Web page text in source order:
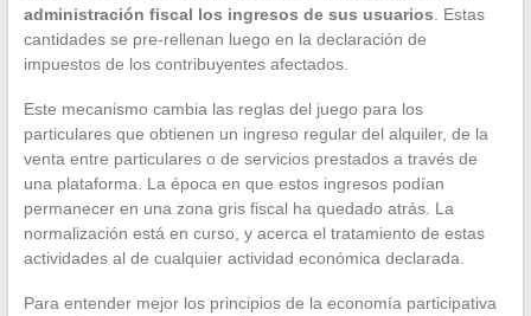
administración fiscal los ingresos de sus usuarios . Estas
cantidades se pre-rellenan luego en la declaración de
impuestos de los contribuyentes afectados.
Este mecanismo cambia las reglas del juego para los
particulares que obtienen un ingreso regular del alquiler, de la
venta entre particulares o de servicios prestados a través de
una plataforma. La época en que estos ingresos podían
permanecer en una zona gris fiscal ha quedado atrás. La
normalización está en curso, y acerca el tratamiento de estas
actividades al de cualquier actividad económica declarada.
Para entender mejor los principios de la economía participativa